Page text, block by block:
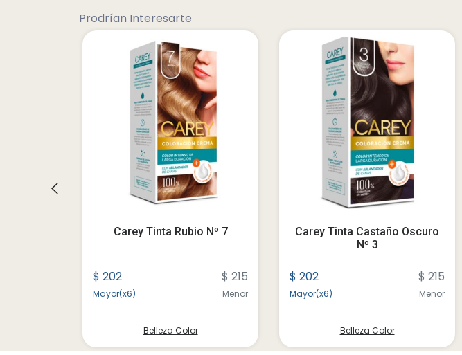
Prodrían Interesarte
Carey Tinta Rubio Nº 7
$ 202
Mayor(x6)
$ 215
Menor
Belleza Color
Carey Tinta Castaño Oscuro
Nº 3
$ 202
Mayor(x6)
$ 215
Menor
Belleza Color